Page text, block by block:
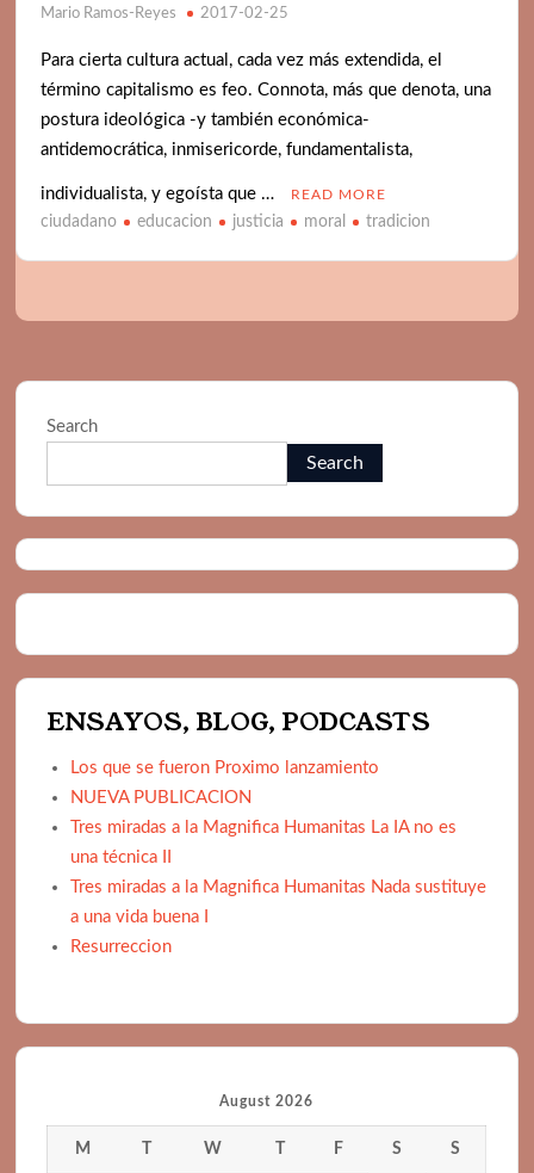
BELLEZA Y DEMOCRACIA
DEMOCRACIA: POLITICA Y ALGO MAS
Mario Ramos-Reyes 2017-02-25
Para cierta cultura actual, cada vez más extendida, el
término capitalismo es feo. Connota, más que denota, una
postura ideológica -y también económica-
antidemocrática, inmisericorde, fundamentalista,
individualista, y egoísta que … READ MORE
ciudadano educacion justicia moral tradicion
Search
Search
ENSAYOS, BLOG, PODCASTS
Los que se fueron Proximo lanzamiento
NUEVA PUBLICACION
Tres miradas a la Magnifica Humanitas La IA no es
una técnica II
Tres miradas a la Magnifica Humanitas Nada sustituye
a una vida buena I
Resurreccion
August 2026
M W F S S